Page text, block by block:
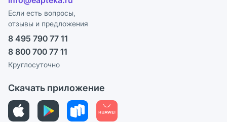
Реклама на сайте
Ваши товары на ЕАПТЕКЕ
СМИ о нас
Программа СберСпасибо
Политика конфиденциальности
Пользовательское соглашение
Политика рекомендаций
Политика в отношении обработки персональных данных
Если есть вопросы,
отзывы и предложения
8 495 790 77 11
8 800 700 77 11
Круглосуточно
Скачать приложение